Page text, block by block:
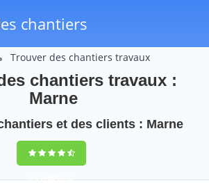
chantiers
Trouver des chantiers travaux
chantiers travaux :
Marne
et des clients : Marne
9,5(100%)52